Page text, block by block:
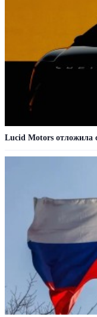
Lucid Motors отложила